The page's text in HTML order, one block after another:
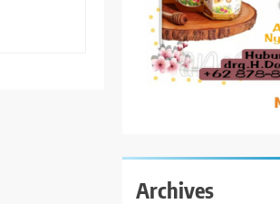
Archives